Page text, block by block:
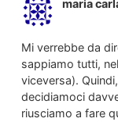
maria
Mi verrebbe da
sappiamo tutti,
viceversa).
decidiamoci
riusciamo a fare